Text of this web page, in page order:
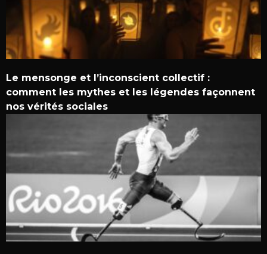
Le mensonge et l’inconscient collectif :
comment les mythes et les légendes façonnent
nos vérités sociales